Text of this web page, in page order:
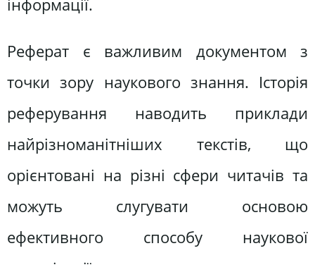
інформації.
Реферат є важливим документом з
точки зору наукового знання. Історія
реферування наводить приклади
найрізноманітніших текстів, що
орієнтовані на різні сфери читачів та
можуть слугувати основою
ефективного способу наукової